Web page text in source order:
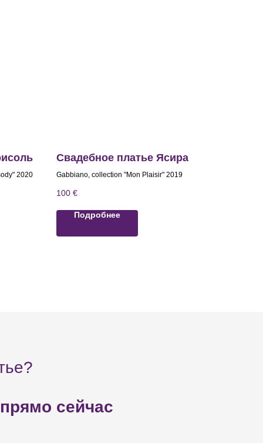
2020
Свадебное платье Ясира
Gabbiano, collection "Mon Plaisir" 2019
100 €
Подробнее
сейчас